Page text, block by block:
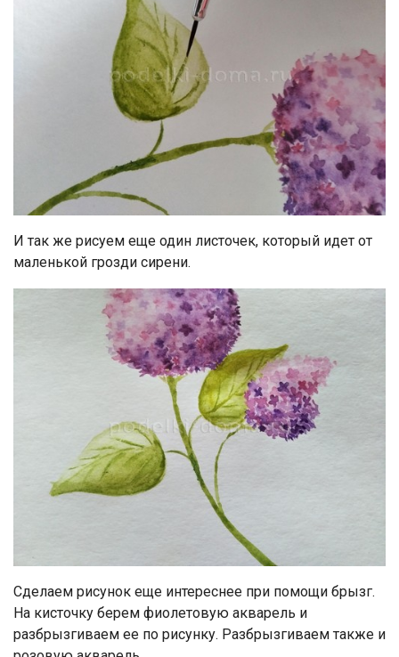
И так же рисуем еще один листочек, который идет от
маленькой грозди сирени.
Сделаем рисунок еще интереснее при помощи брызг.
На кисточку берем фиолетовую акварель и
разбрызгиваем ее по рисунку. Разбрызгиваем также и